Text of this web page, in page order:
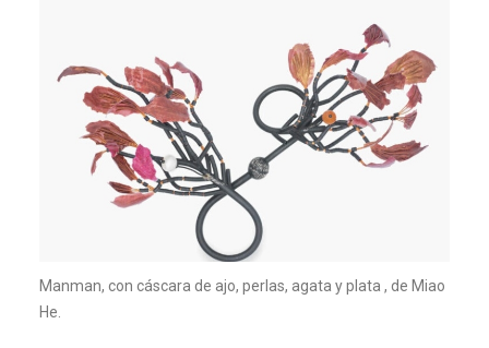
Manman, con cáscara de ajo, perlas, agata y plata , de Miao
He.